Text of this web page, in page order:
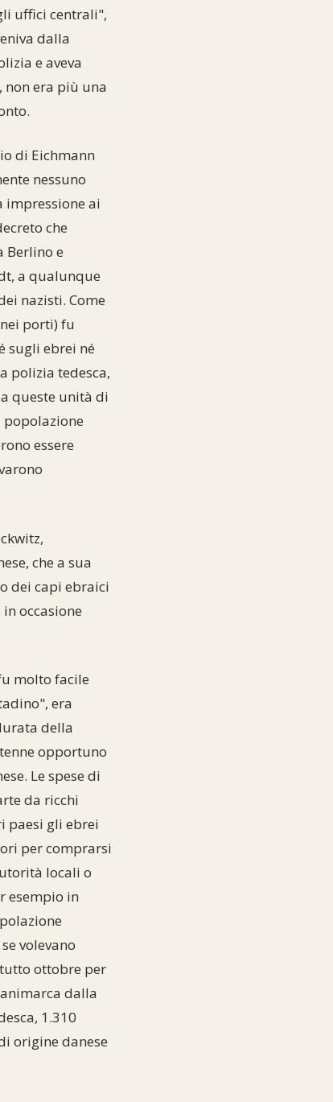
uffici centrali",
dalla
e aveva
era più una
di Eichmann
nessuno
impressione ai
che
Berlino e
a qualunque
nazisti. Come
porti) fu
sugli ebrei né
polizia tedesca,
queste unità di
popolazione
essere
che a sua
dei capi ebraici
occasione
molto facile
era
della
opportuno
Le spese di
da ricchi
paesi gli ebrei
per comprarsi
locali o
esempio in
volevano
ottobre per
dalla
1.310
origine danese